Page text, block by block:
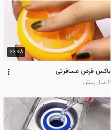
۰۰:۰۸
باکس قرص مسافرتی
۲ سال پیش